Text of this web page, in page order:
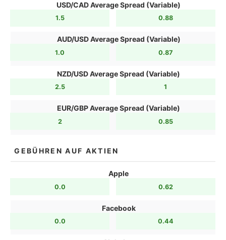
USD/CAD Average Spread (Variable)
1.5 0.88
AUD/USD Average Spread (Variable)
1.0 0.87
NZD/USD Average Spread (Variable)
2.5 1
EUR/GBP Average Spread (Variable)
2 0.85
GEBÜHREN AUF AKTIEN
Apple
0.0 0.62
Facebook
0.0 0.44